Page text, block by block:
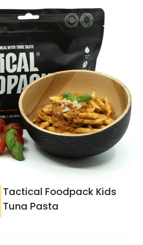
Tactical Foodpack Kids
Tuna Pasta